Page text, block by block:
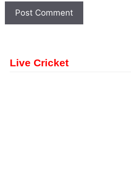
Live Cricket